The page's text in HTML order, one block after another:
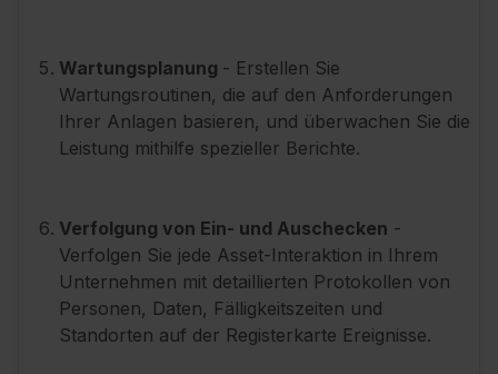
Wartungsplanung - Erstellen Sie
Wartungsroutinen, die auf den Anforderungen
Ihrer Anlagen basieren, und überwachen Sie die
Leistung mithilfe spezieller Berichte.
Verfolgung von Ein- und Auschecken -
Verfolgen Sie jede Asset-Interaktion in Ihrem
Unternehmen mit detaillierten Protokollen von
Personen, Daten, Fälligkeitszeiten und
Standorten auf der Registerkarte Ereignisse.